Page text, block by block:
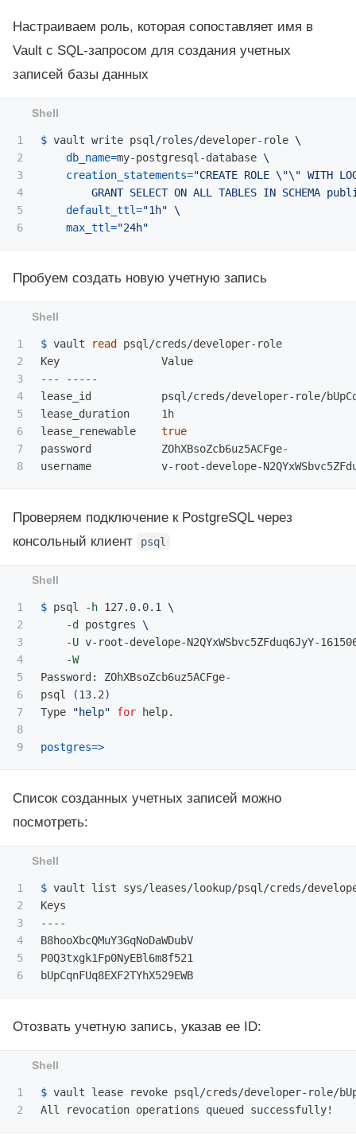
Настраиваем роль, которая сопоставляет имя в
Vault с SQL-запросом для создания учетных
записей базы данных
1
2
3
4
5
$ vault write psql/roles/developer-role \
db_name=my-postgresql-database \
creation_statements="CREATE ROLE \"\" WITH
GRANT SELECT ON ALL TABLES IN SCHEMA
default_ttl="1h" \
max_ttl="24h"
Пробуем создать новую учетную запись
1
2
3
4
5
6
7
$ vault read psql/creds/developer-role
---
-----
lease_id           psql/creds/developer-role/
lease_duration     1h
lease_renewable
password           ZOhXBsoZcb6uz5ACFge-
Проверяем подключение к PostgreSQL через
консольный клиент
psql
1
2
3
4
5
6
7
8
$ psql -h 127.0.0.1 \
-d
postgres \
-U v-root-develope-N2QYxWSbvc5ZFduq6JyY-
-W
Password: ZOhXBsoZcb6uz5ACFge-
psql
(13.2)
Type
"help" for help.
postgres=>
Список созданных учетных записей можно
посмотреть:
1
2
3
4
5
$ vault list sys/leases/lookup/psql/creds/
----
B8hooXbcQMuY3GqNoDaWDubV
P0Q3txgk1Fp0NyEBl6m8f521
Отозвать учетную запись, указав ее ID:
1
$ vault lease revoke psql/creds/developer-role/